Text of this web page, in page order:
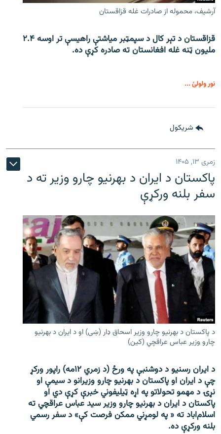
آرشیف، محموله از صادرات غله قزاقستان
قزاقستان د تېر کال د سپمټبر میاشتې راهیسې تر اوسه ۲.۴
ملیون ټنه غله افغانستان ته صادره کړې ده.
نور ولولئ ...
شريکول
زمری ۱۳, ۱۴۰۵
پاکستان د ایران د بهرنیو چارو وزیر ته د
سفر بلنه ورکړې
د پاکستان د بهرنیو چارو وزیر اسحاق ډار (ښی) او د ایران د بهرنیو
چارو وزیر عباس عراقچي (کین)
د ایران رسنیو د دوشنبې په ورځ (د زمري ۱۲مه) راپور ورکړ
چې د ایران او پاکستان د بهرنیو چارو وزیرانو د سیمې او
نړۍ د مهمو تحولاتو په اړه ټیلیفوني خبرې کړې دي او
پاکستان د ایران د بهرنیو چارو وزیر سید عباس عراقچي ته
اسلام‌اباد ته « په لومړني ممکن فرصت کې» د سفر رسمي
بلنه ورکړې ده.